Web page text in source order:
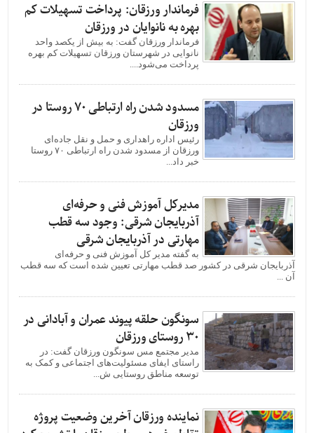
فرماندار ورزقان: پرداخت تسهیلات کم
بهره به نانوایان در ورزقان
فرماندار ورزقان گفت: به بیش از یکصد واحد
نانوایی در شهرستان ورزقان تسهیلات کم بهره
پرداخت می‌شود....
مسدود شدن راه ارتباطی ۷۰ روستا در
ورزقان
رئیس اداره راهداری و حمل و نقل جاده‌ای
ورزقان از مسدود شدن راه ارتباطی ۷۰ روستا
خبر داد...
مدیرکل آموزش فنی و حرفه‌ای
آذربایجان شرقی: وجود سه قطب
مهارتی در آذربایجان شرقی
به گفته مدیر کل آموزش فنی و حرفه‌ای
آذربایجان شرقی در کشور صد قطب مهارتی تعیین شده است که سه قطب
آن ...
سونگون حلقه پیوند عمران و آبادانی در
۳۰ روستای ورزقان
مدیر مجتمع مس سونگون ورزقان گفت: در
راستای ایفای مسئولیت‌های اجتماعی و کمک به
توسعه مناطق روستایی ش...
نماینده ورزقان آخرین وضعیت پروژه